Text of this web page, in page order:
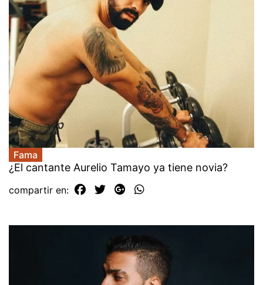
Fama
¿El cantante Aurelio Tamayo ya tiene novia?
compartir en: